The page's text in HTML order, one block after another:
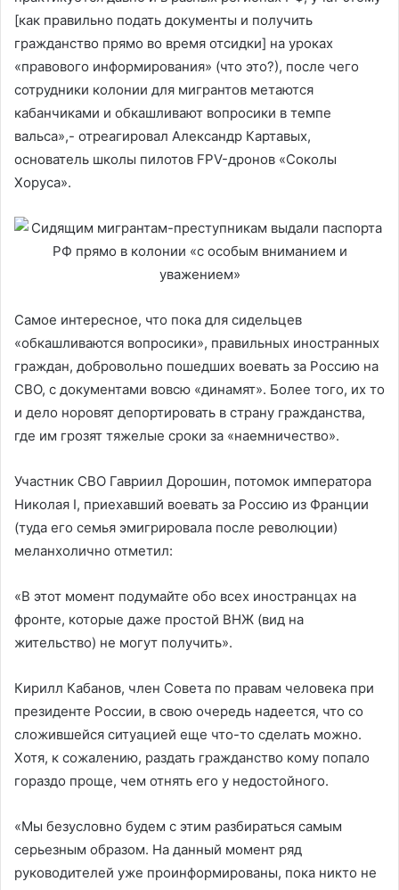
[как правильно подать документы и получить
гражданство прямо во время отсидки] на уроках
«правового информирования» (что это?), после чего
сотрудники колонии для мигрантов метаются
кабанчиками и обкашливают вопросики в темпе
вальcа»,- отреагировал Александр Картавых,
основатель школы пилотов FPV-дронов «Соколы
Хоруса».
Самое интересное, что пока для сидельцев
«обкашливаются вопросики», правильных иностранных
граждан, добровольно пошедших воевать за Россию на
СВО, с документами вовсю «динамят». Более того, их то
и дело норовят депортировать в страну гражданства,
где им грозят тяжелые сроки за «наемничество».
Участник СВО Гавриил Дорошин, потомок императора
Николая I, приехавший воевать за Россию из Франции
(туда его семья эмигрировала после революции)
меланхолично отметил:
«В этот момент подумайте обо всех иностранцах на
фронте, которые даже простой ВНЖ (вид на
жительство) не могут получить».
Кирилл Кабанов, член Совета по правам человека при
президенте России, в свою очередь надеется, что со
сложившейся ситуацией еще что-то сделать можно.
Хотя, к сожалению, раздать гражданство кому попало
гораздо проще, чем отнять его у недостойного.
«Мы безусловно будем с этим разбираться самым
серьезным образом. На данный момент ряд
руководителей уже проинформированы, пока никто не